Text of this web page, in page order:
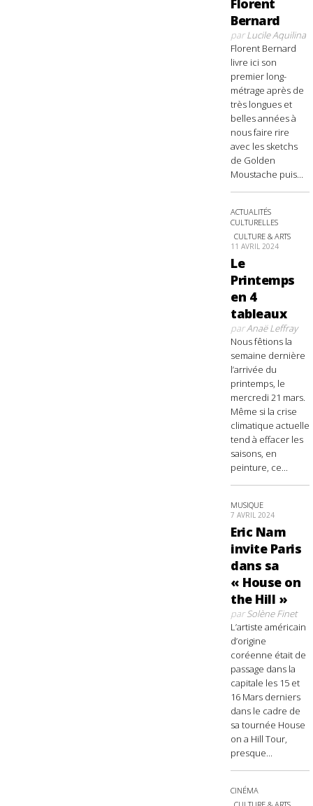
Florent
Bernard
parLucile Aquilina
Florent Bernard
livre ici son
premier long-
métrage après de
très longues et
belles années à
nous faire rire
avec les sketchs
de Golden
Moustache puis...
ACTUALITÉS
CULTURELLES
CULTURE & ARTS
11 AVRIL 2024
Le
Printemps
en 4
tableaux
parAnaë Leffray
Nous fêtions la
semaine dernière
l’arrivée du
printemps, le
mercredi 21 mars.
Même si la crise
climatique actuelle
tend à effacer les
saisons, en
peinture, ce...
MUSIQUE
7 AVRIL 2024
Eric Nam
invite Paris
dans sa
« House on
the Hill »
parSolène Finet
L’artiste américain
d’origine
coréenne était de
passage dans la
capitale les 15 et
16 Mars derniers
dans le cadre de
sa tournée House
on a Hill Tour,
presque...
CINÉMA